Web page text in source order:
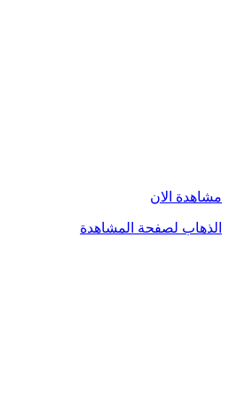
مشاهدة الان
الذهاب لصفحة المشاهدة